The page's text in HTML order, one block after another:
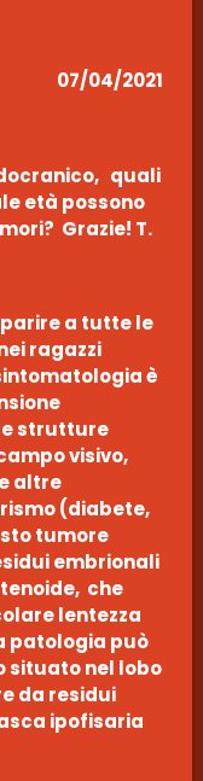
07/04/2021
quali
età possono
Grazie! T.
a tutte le
ragazzi
è
strutture
visivo,
altre
(diabete,
tumore
embrionali
che
lentezza
patologia può
situato nel lobo
da residui
ipofisaria